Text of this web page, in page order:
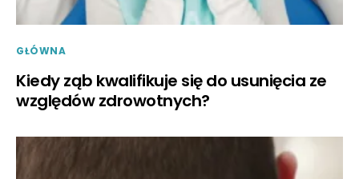
GŁÓWNA
Kiedy ząb kwalifikuje się do usunięcia ze
względów zdrowotnych?